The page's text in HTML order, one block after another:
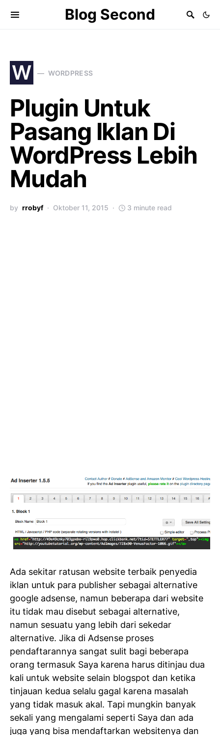
Blog Second
W WORDPRESS
Plugin Untuk
Pasang Iklan Di
WordPress Lebih
Mudah
by rrobyf Oktober 11, 2015 3 minute read
Ada sekitar ratusan website terbaik penyedia
iklan untuk para publisher sebagai alternative
google adsense, namun beberapa dari website
itu tidak mau disebut sebagai alternative,
namun sesuatu yang lebih dari sekedar
alternative. Jika di Adsense proses
pendaftarannya sangat sulit bagi beberapa
orang termasuk Saya karena harus ditinjau dua
kali untuk website selain blogspot dan ketika
tinjauan kedua selalu gagal karena masalah
yang tidak masuk akal. Tapi mungkin banyak
sekali yang mengalami seperti Saya dan ada
juga yang bisa mendaftarkan websitenya dan